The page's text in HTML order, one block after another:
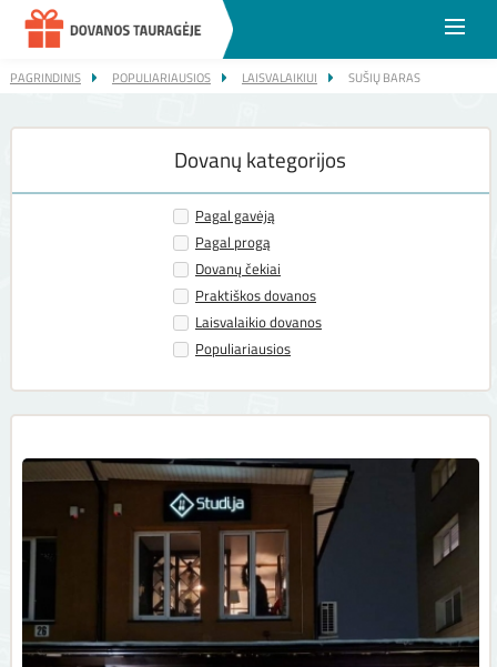
PAGRINDINIS POPULIARIAUSIOS LAISVALAIKIUI
SUŠIŲ BARAS
Dovanų kategorijos
Pagal gavėją
Pagal progą
Dovanų čekiai
Praktiškos dovanos
Laisvalaikio dovanos
Populiariausios